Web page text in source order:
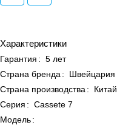
Характеристики
Гарантия : 5 лет
Страна бренда :
Швейцария
Страна производства :
Китай
Серия : Cassete 7
Модель: